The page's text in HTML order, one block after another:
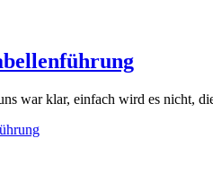
war klar, einfach wird es nicht,